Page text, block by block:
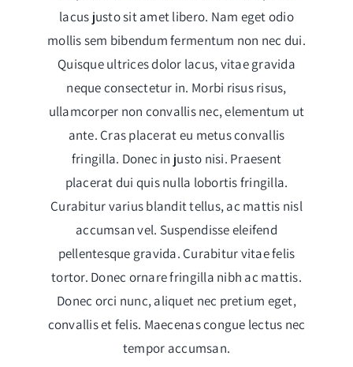
lacus justo sit amet libero. Nam eget odio
mollis sem bibendum fermentum non nec dui.
Quisque ultrices dolor lacus, vitae gravida
neque consectetur in. Morbi risus risus,
ullamcorper non convallis nec, elementum ut
ante. Cras placerat eu metus convallis
fringilla. Donec in justo nisi. Praesent
placerat dui quis nulla lobortis fringilla.
Curabitur varius blandit tellus, ac mattis nisl
accumsan vel. Suspendisse eleifend
pellentesque gravida. Curabitur vitae felis
tortor. Donec ornare fringilla nibh ac mattis.
Donec orci nunc, aliquet nec pretium eget,
convallis et felis. Maecenas congue lectus nec
tempor accumsan.